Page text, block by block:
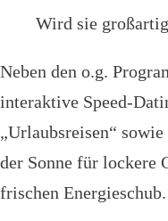
Wird sie
Neben den o.g.
interaktive Speed-
„Urlaubsreisen“
der Sonne für lockere
frischen Energieschub.